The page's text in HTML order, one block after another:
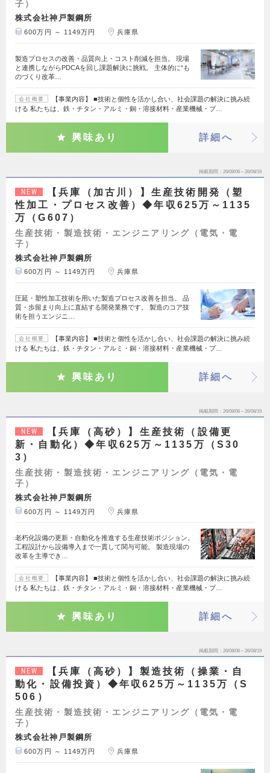
子）
株式会社神戸製鋼所
600万円 ～ 1149万円 兵庫県
製造プロセスの改善・品質向上・コスト削減を担当。 現場
と連携しながらPDCAを回し課題解決に挑戦。 主体的に“も
のづくり改革…
会社概要
【事業内容】 ■技術と個性を活かし合い、社会課題の解決に挑み続
ける 私たちは、鉄・チタン・アルミ・銅・溶接材料・産業機械・プ…
興味あり 詳細へ
掲載期間 26/08/06～26/08/19
NEW
【兵庫（加古川）】生産技術開発（塑
性加工・プロセス改善）◆年収625万～1135
万（G607）
生産技術・製造技術・エンジニアリング（電気・電
子）
株式会社神戸製鋼所
600万円 ～ 1149万円 兵庫県
圧延・塑性加工技術を用いた製造プロセス改善を担当。 品
質・歩留まり向上に直結する開発業務です。 製造のコア技
術を担うエンジニ…
会社概要
【事業内容】 ■技術と個性を活かし合い、社会課題の解決に挑み続
ける 私たちは、鉄・チタン・アルミ・銅・溶接材料・産業機械・プ…
興味あり 詳細へ
掲載期間 26/08/06～26/08/19
NEW
【兵庫（高砂）】生産技術（設備更
新・自動化）◆年収625万～1135万（S30
3）
生産技術・製造技術・エンジニアリング（電気・電
子）
株式会社神戸製鋼所
600万円 ～ 1149万円 兵庫県
老朽化設備の更新・自動化を推進する生産技術ポジション。
工程設計から設備導入まで一貫して関与可能。 製造現場の
改革を主導でき…
会社概要
【事業内容】 ■技術と個性を活かし合い、社会課題の解決に挑み続
ける 私たちは、鉄・チタン・アルミ・銅・溶接材料・産業機械・プ…
興味あり 詳細へ
掲載期間 26/08/06～26/08/19
NEW
【兵庫（高砂）】製造技術（操業・自
動化・設備投資）◆年収625万～1135万（S
506）
生産技術・製造技術・エンジニアリング（電気・電
子）
株式会社神戸製鋼所
600万円 ～ 1149万円 兵庫県